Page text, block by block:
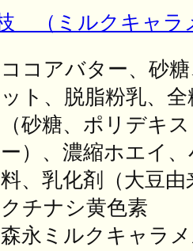
ココアバター、砂
ット、脱脂粉乳、
（砂糖、ポリデキ
ー）、濃縮ホエイ
料、乳化剤（大豆
クチナシ黄色素
森永ミルクキャラ